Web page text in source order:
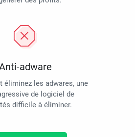
adware
éliminez les adwares, une
de logiciel de
difficile à éliminer.